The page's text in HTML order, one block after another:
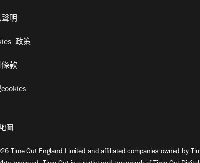
聲明
政策
款
圖
Time Out England Limited and affiliated companies owned by